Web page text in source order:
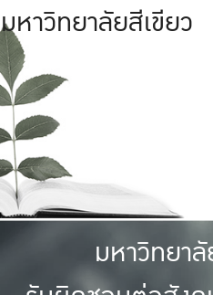
มหาวิทยาลัยสีเขียว
มหาวิทยา